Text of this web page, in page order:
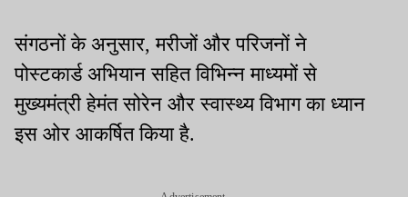
संगठनों के अनुसार, मरीजों और परिजनों ने
पोस्टकार्ड अभियान सहित विभिन्न माध्यमों से
मुख्यमंत्री हेमंत सोरेन और स्वास्थ्य विभाग का ध्यान
इस ओर आकर्षित किया है.